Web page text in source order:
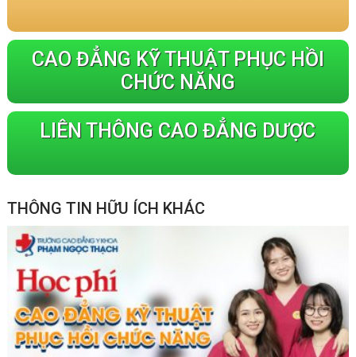
CAO ĐẲNG KỸ THUẬT PHỤC HỒI
CHỨC NĂNG
LIÊN THÔNG CAO ĐẲNG DƯỢC
THÔNG TIN HỮU ÍCH KHÁC